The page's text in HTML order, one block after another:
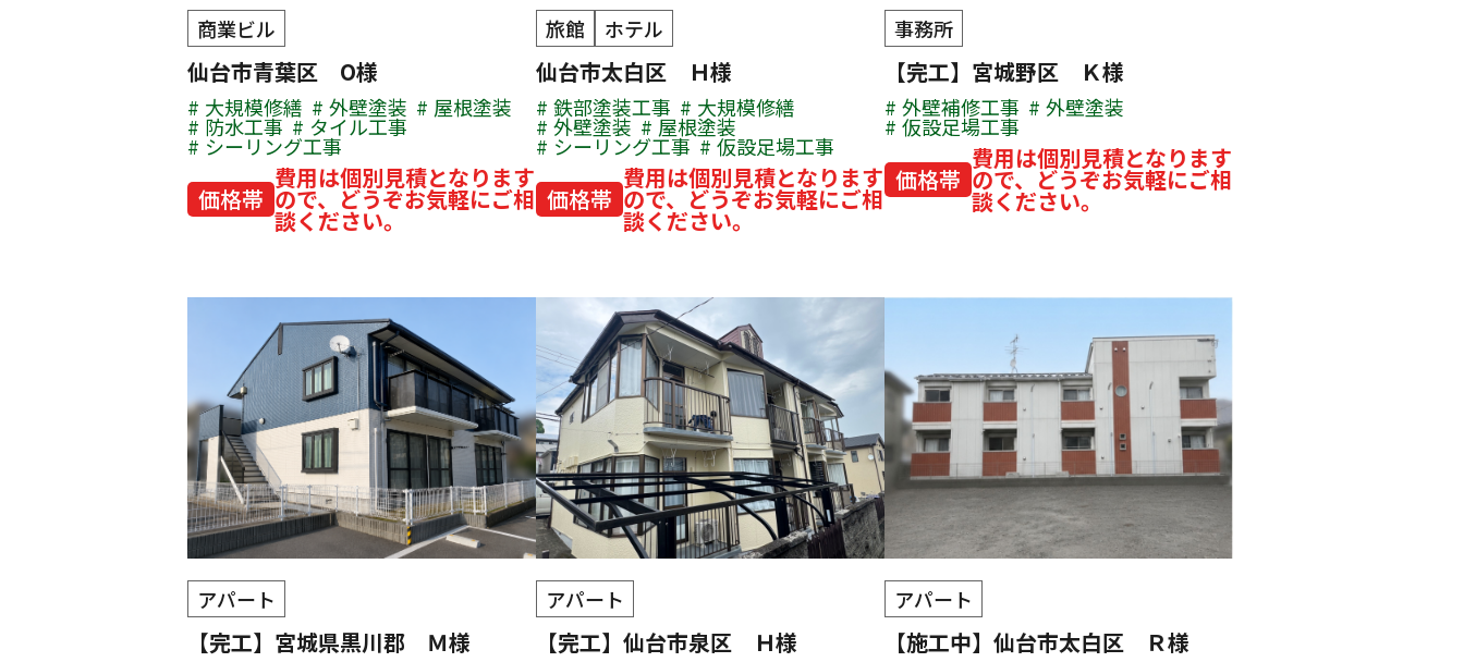
商業ビル
仙台市青葉区 O様
大規模修繕 外壁塗装 屋根塗装
防水工事 タイル工事
シーリング工事
価格帯
費用は個別見積となります
ので、どうぞお気軽にご相
談ください。
旅館 ホテル
仙台市太白区 Ｈ様
鉄部塗装工事 大規模修繕
外壁塗装 屋根塗装
シーリング工事 仮設足場工事
価格帯
費用は個別見積となります
ので、どうぞお気軽にご相
談ください。
事務所
【完工】宮城野区 Ｋ様
外壁補修工事 外壁塗装
仮設足場工事
価格帯
費用は個別見積となります
ので、どうぞお気軽にご相
談ください。
アパート
【完工】宮城県黒川郡 Ｍ様
アパート
【完工】仙台市泉区 Ｈ様
アパート
【施工中】仙台市太白区 Ｒ様